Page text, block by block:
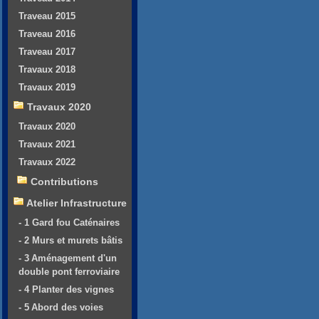
Traveau 2015
Traveau 2016
Traveau 2017
Travaux 2018
Travaux 2019
Travaux 2020
Travaux 2020
Travaux 2021
Travaux 2022
Contributions
Atelier Infrastructure
- 1 Gard fou Caténaires
- 2 Murs et murets bâtis
- 3 Aménagement d'un
double pont ferroviaire
- 4 Planter des vignes
- 5 Abord des voies